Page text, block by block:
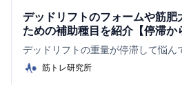
デッドリフトのフォームや筋肥
ための補助種目を紹介【停滞か
け出す】 | 筋トレ研究所
デッドリフトの重量が停滞して悩ん
る、腰への負担が大きくてこれ以上
ドリフトできない、という方々。そ
筋トレ研究所